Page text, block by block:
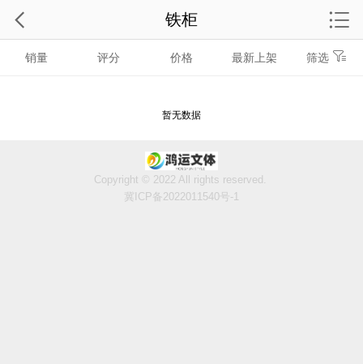
销量 评分 价格 最新上架 筛选
暂无数据
铁柜
Copyright © 2022 All rights reserved.
冀ICP备2022011540号-1